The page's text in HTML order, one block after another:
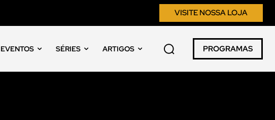
VISITE NOSSA LOJA
EVENTOS SÉRIES ARTIGOS PROGRAMAS